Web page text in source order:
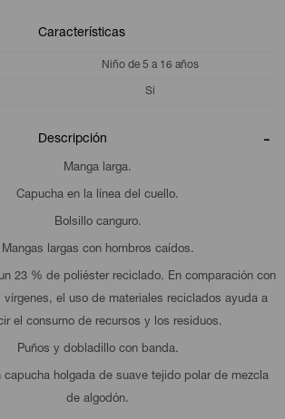
Características
Niño de 5 a 16 años
Si
Descripción
Manga larga.
Capucha en la línea del cuello.
Bolsillo canguro.
Mangas largas con hombros caídos.
23 % de poliéster reciclado. En comparación con
vírgenes, el uso de materiales reciclados ayuda a
el consumo de recursos y los residuos.
Puños y dobladillo con banda.
capucha holgada de suave tejido polar de mezcla
de algodón.